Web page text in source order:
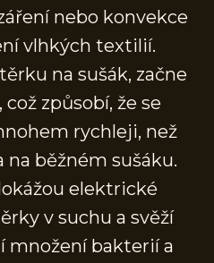
nebo konvekce
vlhkých textilií.
na sušák, začne
způsobí, že se
rychleji, než
běžném sušáku.
elektrické
v suchu a svěží
množení bakterií a